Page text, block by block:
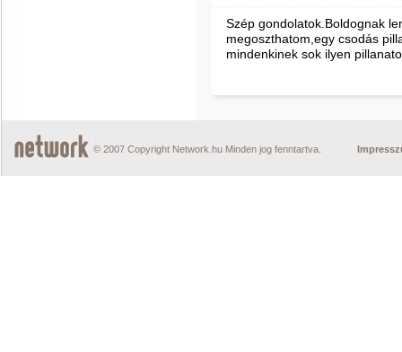
Szép gondolatok.Boldognak
megoszthatom,egy csodás
mindenkinek sok ilyen
© 2007 Copyright Network.hu Minden jog fenntartva.